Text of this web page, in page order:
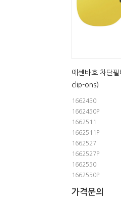
에센바흐 차단
clip-ons)
1662450
1662450P
1662511
1662511P
1662527
1662527P
1662550
1662550P
가격문의